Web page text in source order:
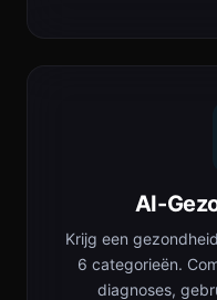
AI-
Krijg een
6 categorieën.
diagnoses,